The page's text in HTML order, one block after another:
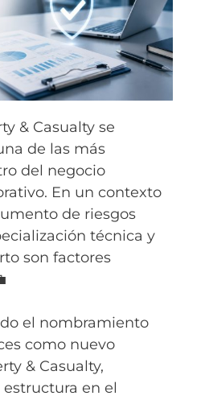
& Casualty se
de las más
del negocio
En un contexto
de riesgos
técnica y
son factores
el nombramiento
como nuevo
& Casualty,
en el